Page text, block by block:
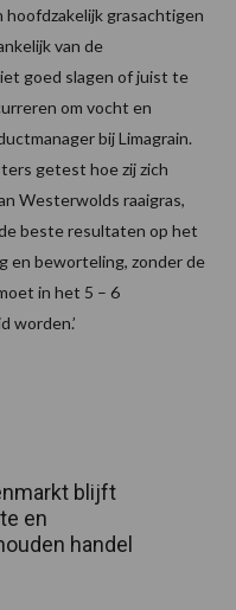
hoofdzakelijk grasachtigen
van de
goed slagen of juist te
om vocht en
bij Limagrain.
getest hoe zij zich
Westerwolds raaigras,
beste resultaten op het
en beworteling, zonder de
in het 5 – 6
worden.’
blijft
en
handel